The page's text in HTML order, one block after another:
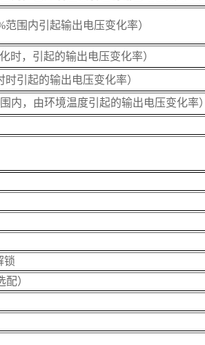
围内引起输出电压变化率）
时，引起的输出电压变化率）
引起的输出电压变化率）
，由环境温度引起的输出电压变化率）
锁
）